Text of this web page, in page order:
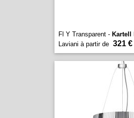
Fl Y Transparent - Kartell
Laviani à partir de 321 €